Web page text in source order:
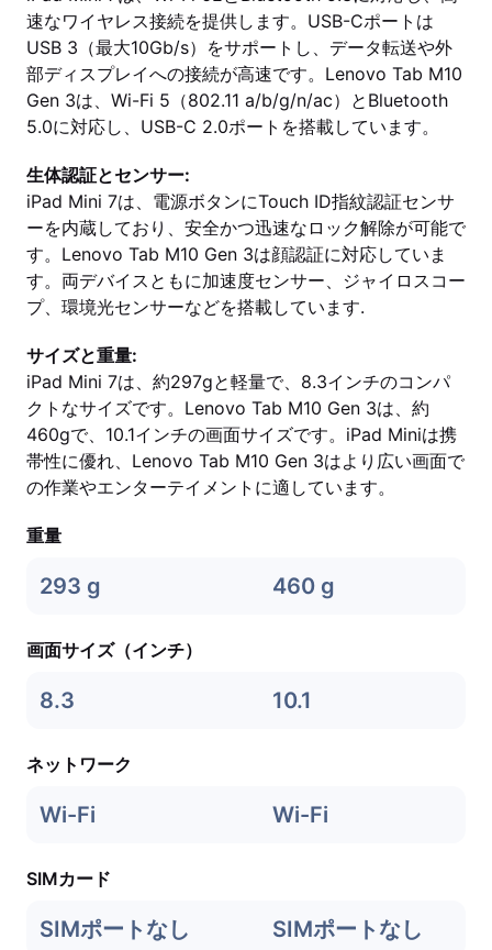
速なワイヤレス接続を提供します。USB-Cポートは
USB 3（最大10Gb/s）をサポートし、データ転送や外
部ディスプレイへの接続が高速です。Lenovo Tab M10
Gen 3は、Wi-Fi 5（802.11 a/b/g/n/ac）とBluetooth
5.0に対応し、USB-C 2.0ポートを搭載しています。
生体認証とセンサー:
iPad Mini 7は、電源ボタンにTouch ID指紋認証センサ
ーを内蔵しており、安全かつ迅速なロック解除が可能で
す。Lenovo Tab M10 Gen 3は顔認証に対応していま
す。両デバイスともに加速度センサー、ジャイロスコー
プ、環境光センサーなどを搭載しています.
サイズと重量:
iPad Mini 7は、約297gと軽量で、8.3インチのコンパ
クトなサイズです。Lenovo Tab M10 Gen 3は、約
460gで、10.1インチの画面サイズです。iPad Miniは携
帯性に優れ、Lenovo Tab M10 Gen 3はより広い画面で
の作業やエンターテイメントに適しています。
重量
293 g 460 g
画面サイズ（インチ）
8.3 10.1
ネットワーク
Wi-Fi Wi-Fi
SIMカード
SIMポートなし SIMポートなし